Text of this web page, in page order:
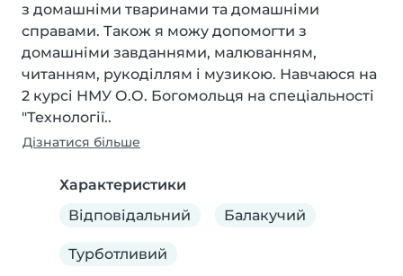
з домашніми тваринами та домашніми
справами. Також я можу допомогти з
домашніми завданнями, малюванням,
читанням, рукоділлям і музикою. Навчаюся на
2 курсі НМУ О.О. Богомольця на спеціальності
"Технології..
Дізнатися більше
Характеристики
Відповідальний
Балакучий
Турботливий